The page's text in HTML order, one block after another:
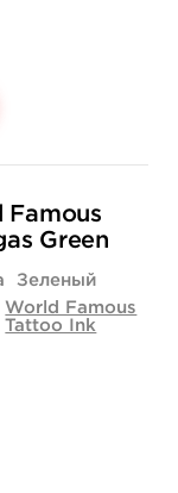
1 400 руб.
купить
Famous
Green
Зеленый
World Famous
Tattoo Ink